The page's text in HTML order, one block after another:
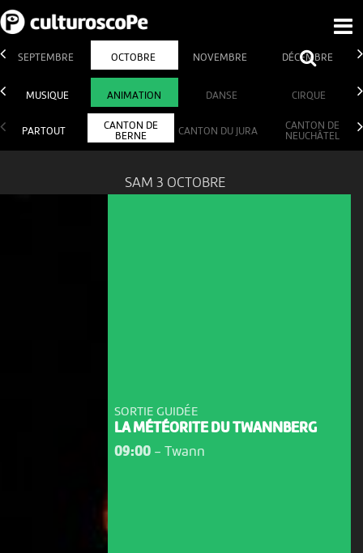
SEPTEMBRE OCTOBRE NOVEMBRE DÉCEMBRE
MUSIQUE ANIMATION DANSE CIRQUE
PARTOUT
CANTON DE
BERNE
CANTON DU JURA
CANTON DE
NEUCHÂTEL
SAM 3 OCTOBRE
SORTIE GUIDÉE
LA MÉTÉORITE DU TWANNBERG
09:00- Twann